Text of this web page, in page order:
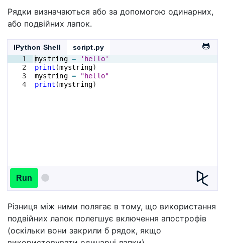
Рядки визначаються або за допомогою одинарних,
або подвійних лапок.
IPython Shell
script.py
1
2
3
4
mystring =
'hello'
print (mystring)
mystring =
"hello"
print (mystring)
Run
Різниця між ними полягає в тому, що використання
подвійних лапок полегшує включення апострофів
(оскільки вони закрили б рядок, якщо